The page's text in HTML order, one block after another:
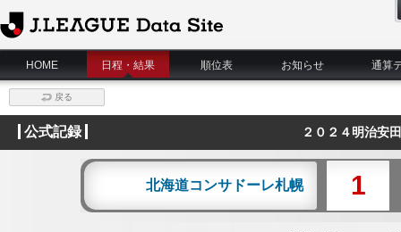
J.League Data Site
HOME
日程・結果 順位表 お知らせ 通算
戻る
公式記録 ２０２４明治安
北海道コンサドーレ札幌 1